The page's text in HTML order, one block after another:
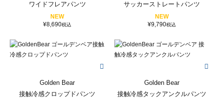
ワイドフレアパンツ
NEW
¥8,690税込
サッカーストレートパンツ
NEW
¥9,790税込
Golden Bear
接触冷感クロップドパンツ
Golden Bear
接触冷感タックアンクルパンツ